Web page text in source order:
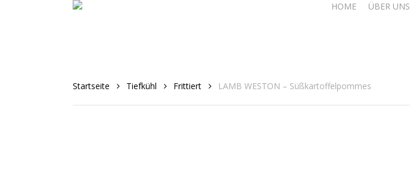
HOME ÜBER UNS
Startseite Tiefkühl Frittiert LAMB WESTON – Süßkartoffelpommes